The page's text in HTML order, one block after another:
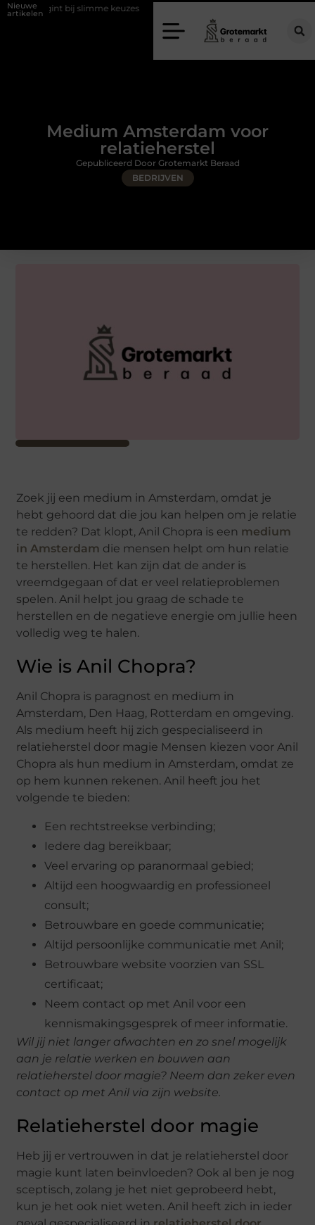
Nieuwe
artikelen
slimme keuzes Waarom kiezen voor een rijschool in Utrecht?
Medium Amsterdam voor
relatieherstel
BEDRIJVEN
Gepubliceerd Door Grotemarkt Beraad
Zoek jij een medium in Amsterdam, omdat je
hebt gehoord dat die jou kan helpen om je relatie
te redden? Dat klopt, Anil Chopra is een medium
in Amsterdam die mensen helpt om hun relatie
te herstellen. Het kan zijn dat de ander is
vreemdgegaan of dat er veel relatieproblemen
spelen. Anil helpt jou graag de schade te
herstellen en de negatieve energie om jullie heen
volledig weg te halen.
Wie is Anil Chopra?
Anil Chopra is paragnost en medium in
Amsterdam, Den Haag, Rotterdam en omgeving.
Als medium heeft hij zich gespecialiseerd in
relatieherstel door magie Mensen kiezen voor Anil
Chopra als hun medium in Amsterdam, omdat ze
op hem kunnen rekenen. Anil heeft jou het
volgende te bieden:
Een rechtstreekse verbinding;
Iedere dag bereikbaar;
Veel ervaring op paranormaal gebied;
Altijd een hoogwaardig en professioneel
consult;
Betrouwbare en goede communicatie;
Altijd persoonlijke communicatie met Anil;
Betrouwbare website voorzien van SSL
certificaat;
Neem contact op met Anil voor een
kennismakingsgesprek of meer informatie.
Wil jij niet langer afwachten en zo snel mogelijk
aan je relatie werken en bouwen aan
relatieherstel door magie? Neem dan zeker even
contact op met Anil via zijn website.
Relatieherstel door magie
Heb jij er vertrouwen in dat je relatieherstel door
magie kunt laten beïnvloeden? Ook al ben je nog
sceptisch, zolang je het niet geprobeerd hebt,
kun je het ook niet weten. Anil heeft zich in ieder